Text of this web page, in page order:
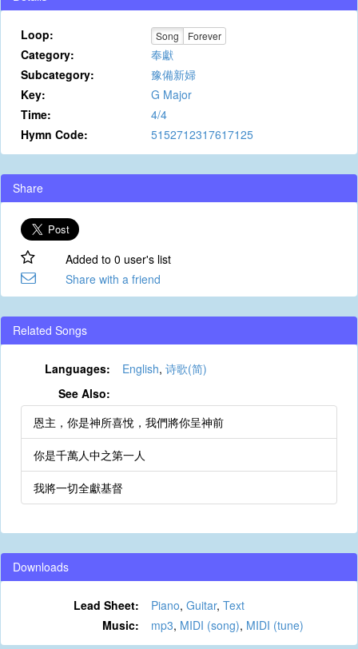
Loop: Song Forever
Category:
奉獻
Subcategory:
豫備新婦
Key:
G Major
Time:
4/4
Hymn Code:
5152712317617125
Share
Added to 0 user's list
Share with a friend
Related Songs
Languages: English, 诗歌(简)
See Also:
恩主，你是神所喜悅，我們將你呈神前
你是千萬人中之第一人
我將一切全獻基督
Downloads
Lead Sheet: Piano, Guitar, Text
Music:
mp3, MIDI (song), MIDI (tune)